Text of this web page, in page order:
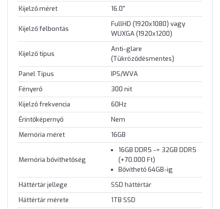
Kijelző méret 16.0"
Kijelző felbontás
FullHD (1920x1080) vagy
WUXGA (1920x1200)
Kijelző típus
Anti-glare
(Tükröződésmentes)
Panel Típus
IPS/WVA
Fényerő
300 nit
Kijelző frekvencia
60Hz
Érintőképernyő
Nem
Memória méret
16GB
Memória bővíthetőség
16GB DDR5 -> 32GB DDR5
(+70.000 Ft)
Bővíthető 64GB-ig
Háttértár jellege
SSD háttértár
Háttértár mérete
1TB SSD